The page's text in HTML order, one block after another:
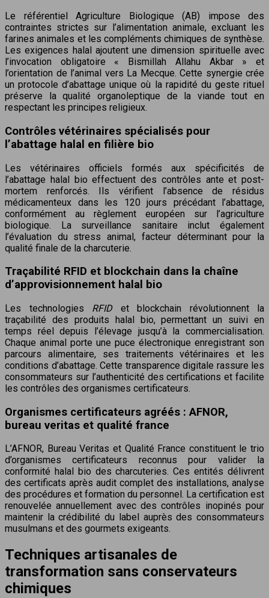
Le référentiel Agriculture Biologique (AB) impose des
contraintes strictes sur l’alimentation animale, excluant les
farines animales et les compléments chimiques de synthèse.
Les exigences halal ajoutent une dimension spirituelle avec
l’invocation obligatoire « Bismillah Allahu Akbar » et
l’orientation de l’animal vers La Mecque. Cette synergie crée
un protocole d’abattage unique où la rapidité du geste rituel
préserve la qualité organoleptique de la viande tout en
respectant les principes religieux.
Contrôles vétérinaires spécialisés pour
l’abattage halal en filière bio
Les vétérinaires officiels formés aux spécificités de
l’abattage halal bio effectuent des contrôles ante et post-
mortem renforcés. Ils vérifient l’absence de résidus
médicamenteux dans les 120 jours précédant l’abattage,
conformément au règlement européen sur l’agriculture
biologique. La surveillance sanitaire inclut également
l’évaluation du stress animal, facteur déterminant pour la
qualité finale de la charcuterie.
Traçabilité RFID et blockchain dans la chaîne
d’approvisionnement halal bio
Les technologies RFID et blockchain révolutionnent la
traçabilité des produits halal bio, permettant un suivi en
temps réel depuis l’élevage jusqu’à la commercialisation.
Chaque animal porte une puce électronique enregistrant son
parcours alimentaire, ses traitements vétérinaires et les
conditions d’abattage. Cette transparence digitale rassure les
consommateurs sur l’authenticité des certifications et facilite
les contrôles des organismes certificateurs.
Organismes certificateurs agréés : AFNOR,
bureau veritas et qualité france
L’AFNOR, Bureau Veritas et Qualité France constituent le trio
d’organismes certificateurs reconnus pour valider la
conformité halal bio des charcuteries. Ces entités délivrent
des certificats après audit complet des installations, analyse
des procédures et formation du personnel. La certification est
renouvelée annuellement avec des contrôles inopinés pour
maintenir la crédibilité du label auprès des consommateurs
musulmans et des gourmets exigeants.
Techniques artisanales de
transformation sans conservateurs
chimiques